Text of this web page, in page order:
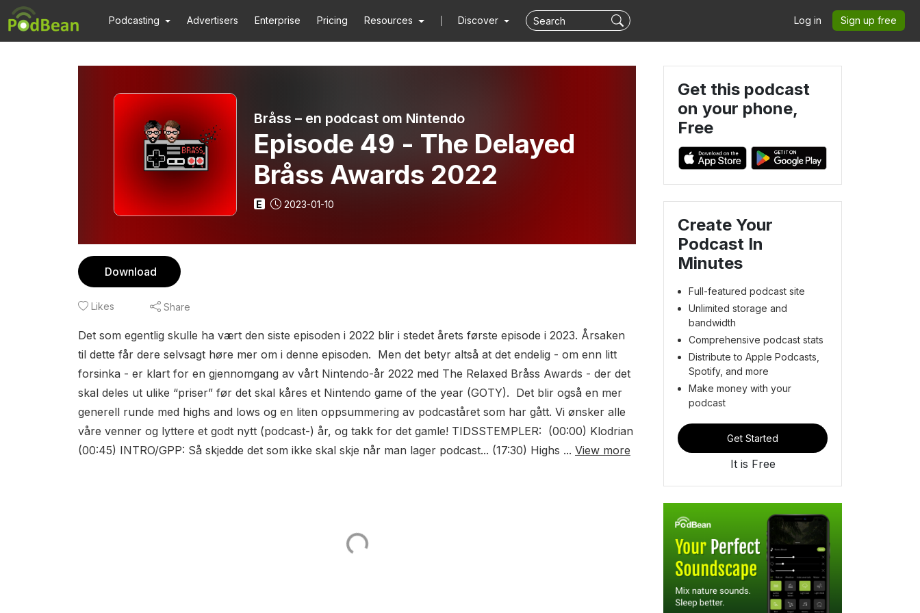
Podcasting Advertisers Enterprise Pricing Resources Discover Log in Sign up free
Bråss – en podcast om Nintendo
Episode 49 - The Delayed
Bråss Awards 2022
E 2023-01-10
Download
Likes Share
Det som egentlig skulle ha vært den siste episoden i 2022 blir i stedet årets første episode i 2023. Årsaken
til dette får dere selvsagt høre mer om i denne episoden. Men det betyr altså at det endelig - om enn litt
forsinka - er klart for en gjennomgang av vårt Nintendo-år 2022 med The Relaxed Bråss Awards - der det
skal deles ut ulike “priser” før det skal kåres et Nintendo game of the year (GOTY). Det blir også en mer
generell runde med highs and lows og en liten oppsummering av podcaståret som har gått. Vi ønsker alle
våre venner og lyttere et godt nytt (podcast-) år, og takk for det gamle! TIDSSTEMPLER: (00:00) Klodrian
(00:45) INTRO/GPP: Så skjedde det som ikke skal skje når man lager podcast... (17:30) Highs ... View more
Get this podcast
on your phone,
Free
Create Your
Podcast In
Minutes
Full-featured podcast site
Unlimited storage and
bandwidth
Comprehensive podcast stats
Distribute to Apple Podcasts,
Spotify, and more
Make money with your
podcast
Get Started
It is Free